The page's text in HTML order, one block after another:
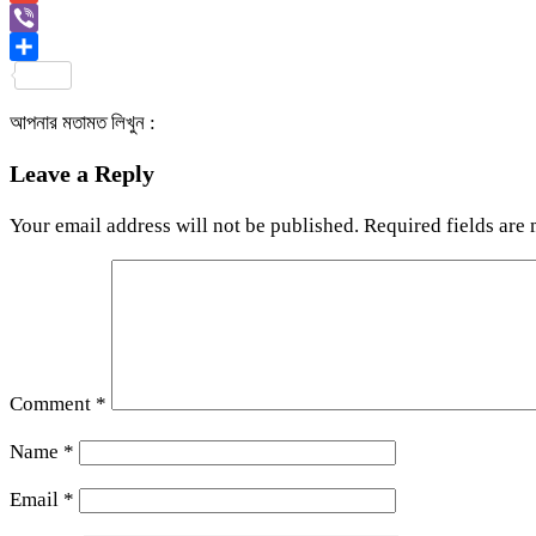
Link
Gmail
Viber
আপনার মতামত লিখুন :
Leave a Reply
Your email address will not be published. Required fields are
Comment *
Name *
Email *